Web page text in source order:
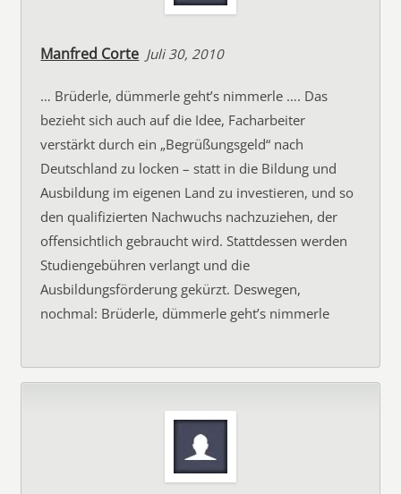
Manfred Corte Juli 30, 2010
… Brüderle, dümmerle geht’s nimmerle …. Das
bezieht sich auch auf die Idee, Facharbeiter
verstärkt durch ein „Begrüßungsgeld“ nach
Deutschland zu locken – statt in die Bildung und
Ausbildung im eigenen Land zu investieren, und so
den qualifizierten Nachwuchs nachzuziehen, der
offensichtlich gebraucht wird. Stattdessen werden
Studiengebühren verlangt und die
Ausbildungsförderung gekürzt. Deswegen,
nochmal: Brüderle, dümmerle geht’s nimmerle